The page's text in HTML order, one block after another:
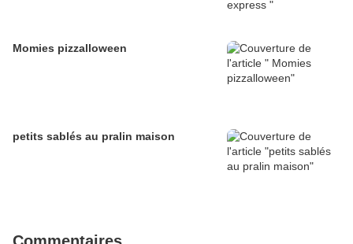
Momies pizzalloween
petits sablés au pralin maison